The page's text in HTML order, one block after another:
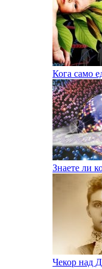
Кога само
Знаете ли
Чекор над